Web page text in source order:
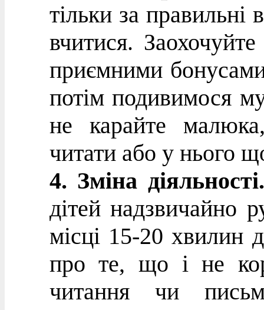
тільки за правильні
вчитися.
приємними
потім подивимося
не карайте
читати або у нього
4. Зміна
дітей надзвичайно
місці 15-20 хвилин
про те, що і не
читання чи